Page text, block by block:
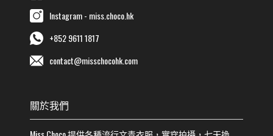
Instagram - miss.choco.hk
+852 9611 1817
contact@misschocohk.com
關於我們